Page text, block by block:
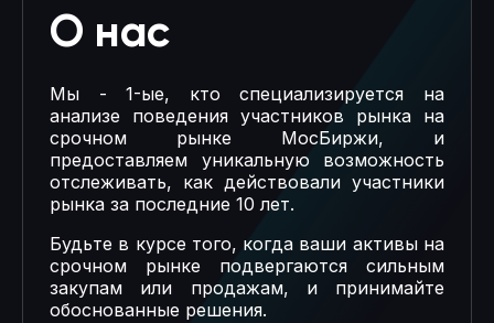
О нас
Мы - 1-ые, кто специализируется на
анализе поведения участников рынка на
срочном рынке МосБиржи, и
предоставляем уникальную возможность
отслеживать, как действовали участники
рынка за последние 10 лет.
Будьте в курсе того, когда ваши активы на
срочном рынке подвергаются сильным
закупам или продажам, и принимайте
обоснованные решения.